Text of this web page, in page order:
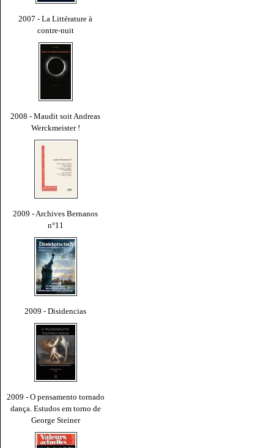
2007 - La Littérature à
contre-nuit
2008 - Maudit soit Andreas
Werckmeister !
2009 - Archives Bernanos
n°11
2009 - Disidencias
2009 - O pensamento tornado
dança. Estudos em torno de
George Steiner